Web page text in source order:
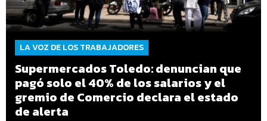
LA VOZ DE LOS TRABAJADORES
Supermercados Toledo: denuncian que
pagó solo el 40% de los salarios y el
gremio de Comercio declara el estado
de alerta